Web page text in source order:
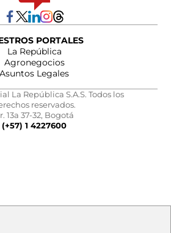
PORTALES
La República
Agronegocios
Asuntos Legales
La República S.A.S. Todos los
reservados.
13a 37-32, Bogotá
(+57) 1 4227600